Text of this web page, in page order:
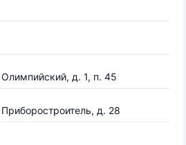
д. 1, п. 45
д. 28